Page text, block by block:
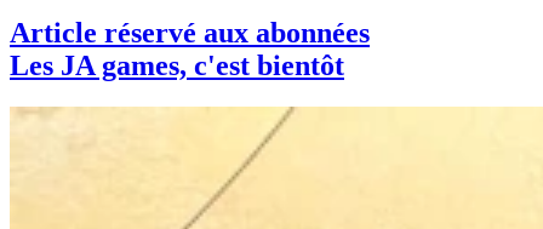
Article réservé aux abonnées
Les JA games, c'est bientôt